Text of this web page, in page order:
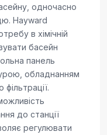
одночасно
Hayward
в хімічній
басейн
панель
обладнанням
до станції
регулювати